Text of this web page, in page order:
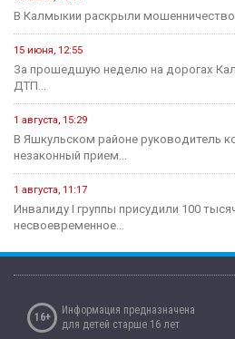
Хоккейная команда «Динамо-Элиста»
4 июня, 10:27
Евгений Джакураев назначен
армрестлингу
17 мая, 13:54
В Калмыкии прошел турнир по
14 мая, 07:40
Сегодня стартует открытый
16 июля, 13:06
материнства